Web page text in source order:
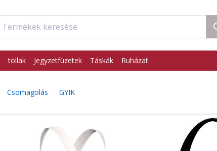
tollak Jegyzetfüzetek Táskák Ruházat
Csomagolás GYIK